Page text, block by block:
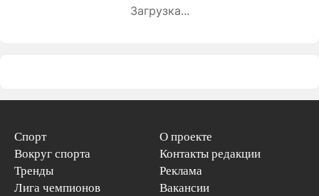
Загрузка...
Спорт
Вокруг спорта
Тренды
Лига чемпионов
О проекте
Контакты редакции
Реклама
Вакансии